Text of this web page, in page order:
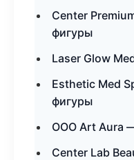
Center
фигуры
Laser Glow
Esthetic Med
фигуры
ООО Art Aura
Center Lab